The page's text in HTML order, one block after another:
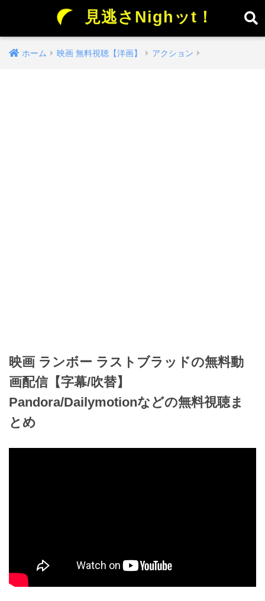
見逃さNighッt！
ホーム 映画 無料視聴【洋画】 アクション
映画 ランボー ラストブラッドの無料動
画配信【字幕/吹替】
Pandora/Dailymotionなどの無料視聴ま
とめ